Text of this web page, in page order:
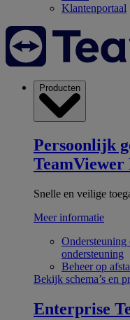
Klantenportaal
Producten
Persoonlijk
TeamViewer
Snelle en veilige
Meer informatie
Ondersteuning
ondersteuning
Beheer op
Bekijk schema’s en
Enterprise